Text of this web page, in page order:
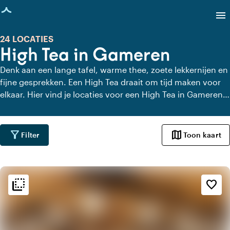
geladen
menu
High Tea in Gameren
24 LOCATIES
Denk aan een lange tafel, warme thee, zoete lekkernijen en
fijne gesprekken. Een High Tea draait om tijd maken voor
elkaar. Hier vind je locaties voor een High Tea in Gameren
heel lekker eten. Even geen haast, alleen aandacht voor
elkaar en de lekkernijen.
filter_alt Filter map Toon kaart
flip_to_back favorite_border
flip_to_back Sfeer en esthetiek
weekend
Klassiek